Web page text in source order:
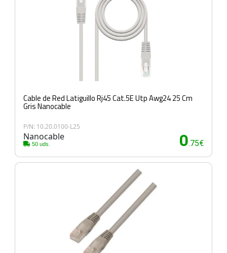
Cable de Red Latiguillo Rj45 Cat.5E Utp Awg24 25 Cm
Gris Nanocable
P/N: 10.20.0100-L25
Nanocable
50 uds. 0.75€